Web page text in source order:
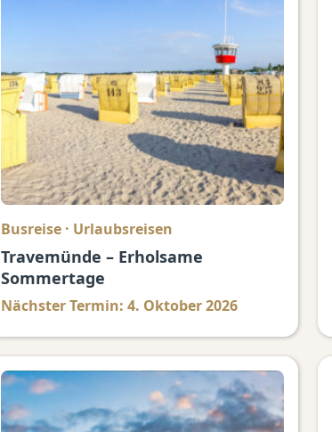
Busreise · Urlaubsreisen
Travemünde – Erholsame
Sommertage
Nächster Termin: 4. Oktober 2026